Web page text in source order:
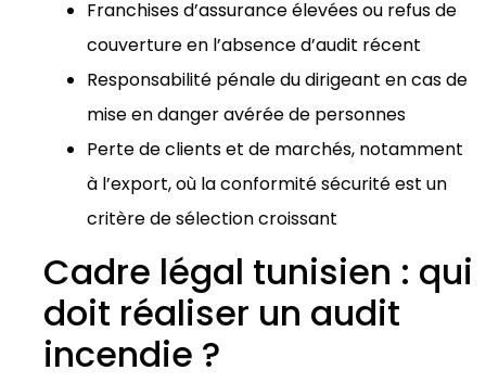
Franchises d’assurance élevées ou refus de
couverture en l’absence d’audit récent
Responsabilité pénale du dirigeant en cas de
mise en danger avérée de personnes
Perte de clients et de marchés, notamment
à l’export, où la conformité sécurité est un
critère de sélection croissant
Cadre légal tunisien : qui
doit réaliser un audit
incendie ?